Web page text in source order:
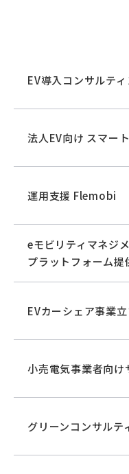
EV導入コンサルテ
法人EV向け スマー
運用支援 Flemobi
eモビリティマネジ
プラットフォーム提
EVカーシェア事業
小売電気事業者向け
グリーンコンサルテ